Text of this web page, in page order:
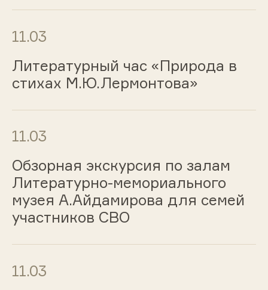
11.03
Литературный час «Природа в
стихах М.Ю.Лермонтова»
11.03
Обзорная экскурсия по залам
Литературно-мемориального
музея А.Айдамирова для семей
участников СВО
11.03